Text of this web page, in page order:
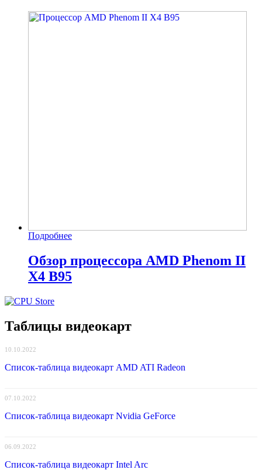
Подробнее
Обзор процессора AMD Phenom II
X4 B95
Таблицы видеокарт
10.10.2022
Список-таблица видеокарт AMD ATI Radeon
07.10.2022
Список-таблица видеокарт Nvidia GeForce
06.09.2022
Список-таблица видеокарт Intel Arc